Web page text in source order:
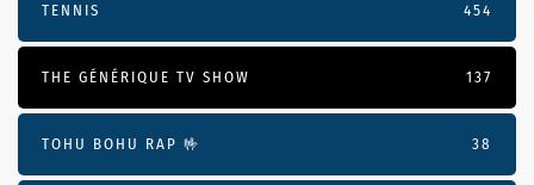
TENNIS 454
THE GÉNÉRIQUE TV SHOW 137
TOHU BOHU RAP 🤟 38